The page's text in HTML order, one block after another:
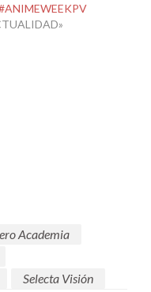
Academia
Selecta Visión